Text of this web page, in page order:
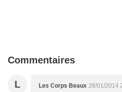
Commentaires
L Les Corps Beaux 28/01/2014